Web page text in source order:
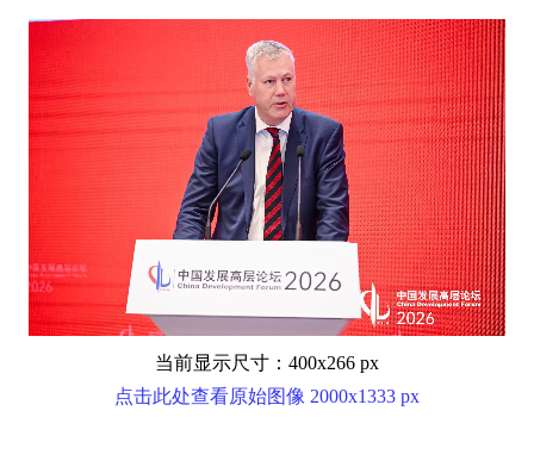
当前显示尺寸：400x266 px
点击此处查看原始图像 2000x1333 px